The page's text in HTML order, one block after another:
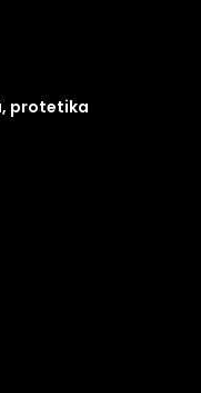
protetika